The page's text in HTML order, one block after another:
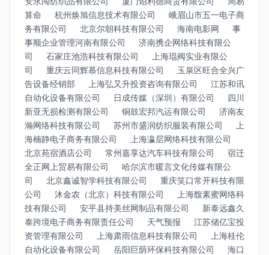
算命
杭州焕旭信息技术有限公司
峨眉山市五一电子商
务有限公司
北京尔朝科技有限公司 海南电影网
事
事顺企业管理河南有限公司
济南携企网络科技有限公
司
石家庄池浩科技有限公司
上海琨阀实业有限公
司
重庆云同辉慕信息科技有限公司
玉泉区旺合全兴广
告设备经销部
上海弘又升投资咨询有限公司
江苏和讯
自动化设备有限公司
日成传媒（深圳）有限公司
四川
新亚无损检测有限公司
铜鼓宏邦汽运有限公司
济南友
瀚网络科技有限公司
苏州市盛润纺织服装有限公司
上
海楠静电子商务有限公司
上海瀛层网络科技有限公司
北京苑宿酒店公司
常州嘉享达汽车科技有限公司
宿迁
全正网上贸易有限公司
哈尔滨市暖言文化传媒有限公
司
北京鑫诚智学科技有限公司
重庆笑口常开科技有限
公司
沐金农（北京）科技有限公司
上海馥素蜜网络科
技有限公司
安平县持美丝网制品有限公司
新泰远鑫久
泰跨境电子商务有限责任公司
天气预报
江苏储亿宝投
资管理有限公司
上海肃雨信息科技有限公司
上海桂伦
自动化设备有限公司
岳阳巨荫环保科技有限公司
海口